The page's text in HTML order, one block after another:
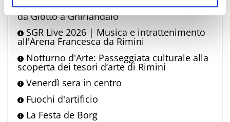
Un percorso guidato nell’arte malatestiana
da Giotto a Ghirlandaio
SGR Live 2026 | Musica e intrattenimento
all'Arena Francesca da Rimini
Notturno d'Arte: Passeggiata culturale alla
scoperta dei tesori d’arte di Rimini
Venerdì sera in centro
Fuochi d'artificio
La Festa de Borg